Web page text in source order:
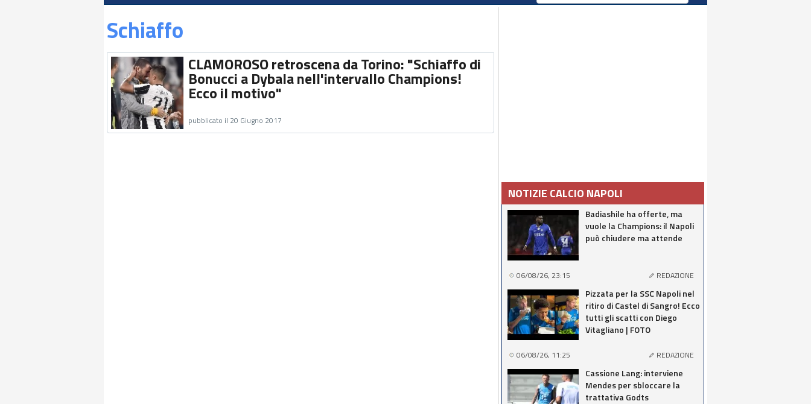
Schiaffo
CLAMOROSO retroscena da Torino: "Schiaffo di
Bonucci a Dybala nell'intervallo Champions!
Ecco il motivo"
pubblicato il 20 Giugno 2017
NOTIZIE CALCIO NAPOLI
Badiashile ha offerte, ma
vuole la Champions: il Napoli
può chiudere ma attende
06/08/26, 23:15 REDAZIONE
Pizzata per la SSC Napoli nel
ritiro di Castel di Sangro! Ecco
tutti gli scatti con Diego
Vitagliano | FOTO
06/08/26, 11:25 REDAZIONE
Cassione Lang: interviene
Mendes per sbloccare la
trattativa Godts